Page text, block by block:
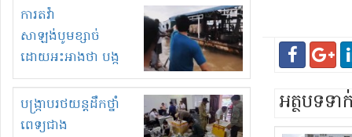
រត់ឌុបហើយ
ការតវ៉ា
សាឡង់បូមខ្សាច់
ដោយអះអាងថា បង្ក
បាក់ច្រាំងទន្លេ និង
រំខានទាំងយប់ទាំងថ្ងៃ
បង្ក្រាបរថយន្តដឹកថ្នាំ
ពេទ្យជាង
អត្ថបទទ